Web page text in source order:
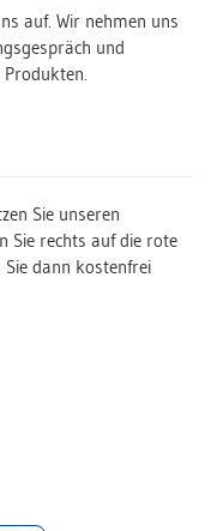
auf. Wir nehmen uns
und
Sie unseren
Sie rechts auf die rote
dann kostenfrei